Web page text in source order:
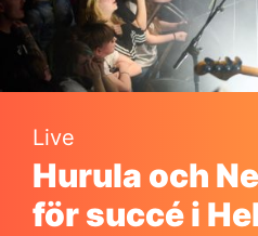
Live
Hurula och
för succé i